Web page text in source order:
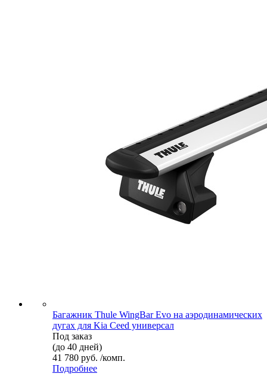
Багажник Thule WingBar Evo на аэродинамических
дугах для Kia Ceed универсал
Под заказ
(до 40 дней)
41 780 руб. /комп.
Подробнее